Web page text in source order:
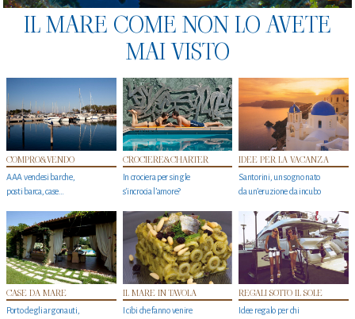
IL MARE COME NON LO AVETE
MAI VISTO
COMPRO&VENDO
AAA vendesi barche,
posti barca, case…
CROCIERE&CHARTER
In crociera per single
s'incrocia l’amore?
IDEE PER LA VACANZA
Santorini, un sogno nato
da un’eruzione da incubo
CASE DA MARE
Porto degli argonauti,
IL MARE IN TAVOLA
I cibi che fanno venire
REGALI SOTTO IL SOLE
Idee regalo per chi